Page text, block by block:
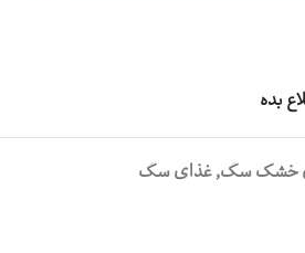
بده
خشک سگ,غذای سگ